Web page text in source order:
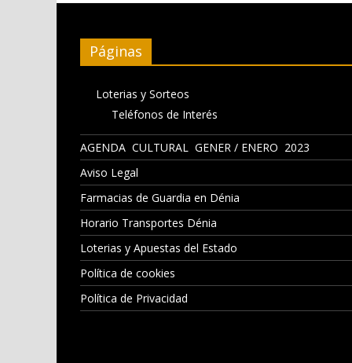
Páginas
Loterias y Sorteos
Teléfonos de Interés
AGENDA CULTURAL GENER / ENERO 2023
Aviso Legal
Farmacias de Guardia en Dénia
Horario Transportes Dénia
Loterias y Apuestas del Estado
Política de cookies
Política de Privacidad